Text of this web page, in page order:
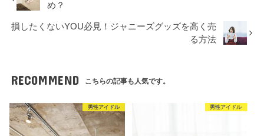
め？
損したくないYOU必見！ジャニーズグッズを高く売
る方法
RECOMMEND こちらの記事も人気です。
男性アイドル 男性アイドル